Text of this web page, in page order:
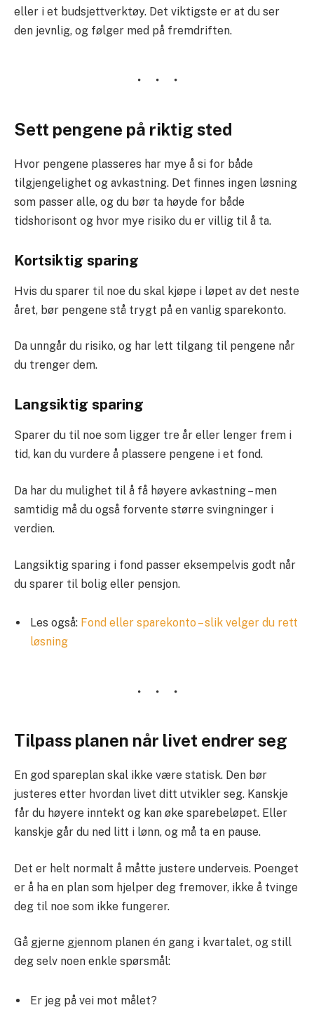
eller i et budsjettverktøy. Det viktigste er at du ser
den jevnlig, og følger med på fremdriften.
Sett pengene på riktig sted
Hvor pengene plasseres har mye å si for både
tilgjengelighet og avkastning. Det finnes ingen løsning
som passer alle, og du bør ta høyde for både
tidshorisont og hvor mye risiko du er villig til å ta.
Kortsiktig sparing
Hvis du sparer til noe du skal kjøpe i løpet av det neste
året, bør pengene stå trygt på en vanlig sparekonto.
Da unngår du risiko, og har lett tilgang til pengene når
du trenger dem.
Langsiktig sparing
Sparer du til noe som ligger tre år eller lenger frem i
tid, kan du vurdere å plassere pengene i et fond.
Da har du mulighet til å få høyere avkastning – men
samtidig må du også forvente større svingninger i
verdien.
Langsiktig sparing i fond passer eksempelvis godt når
du sparer til bolig eller pensjon.
Les også: Fond eller sparekonto – slik velger du rett
løsning
Tilpass planen når livet endrer seg
En god spareplan skal ikke være statisk. Den bør
justeres etter hvordan livet ditt utvikler seg. Kanskje
får du høyere inntekt og kan øke sparebeløpet. Eller
kanskje går du ned litt i lønn, og må ta en pause.
Det er helt normalt å måtte justere underveis. Poenget
er å ha en plan som hjelper deg fremover, ikke å tvinge
deg til noe som ikke fungerer.
Gå gjerne gjennom planen én gang i kvartalet, og still
deg selv noen enkle spørsmål:
Er jeg på vei mot målet?